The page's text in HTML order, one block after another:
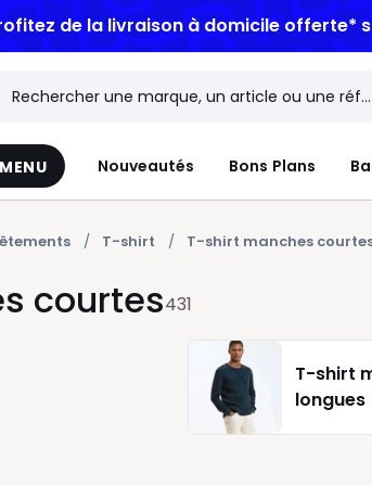
Menu
MENU Nouveautés Bons Plans
T-shirt T-shirt manches
courtes431
T-shirt
longues